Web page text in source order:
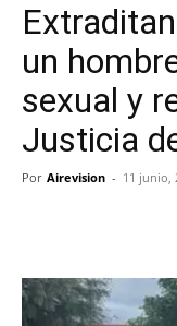
un
sexual y
Justicia
Por Airevision - 11 junio,